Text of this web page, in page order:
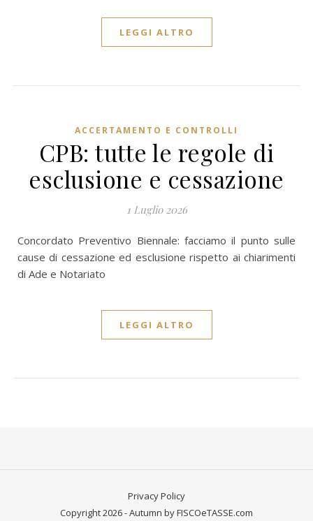
LEGGI ALTRO
ACCERTAMENTO E CONTROLLI
CPB: tutte le regole di
esclusione e cessazione
1 Luglio 2026
Concordato Preventivo Biennale: facciamo il punto sulle
cause di cessazione ed esclusione rispetto ai chiarimenti
di Ade e Notariato
LEGGI ALTRO
Privacy Policy
Copyright 2026 - Autumn by FISCOeTASSE.com